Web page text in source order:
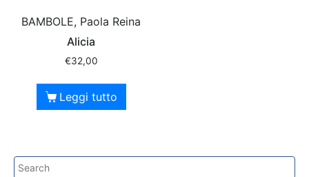
BAMBOLE, Paola Reina
Alicia
€32,00
Leggi tutto